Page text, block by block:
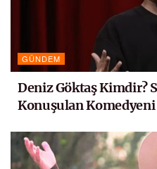
GÜNDEM
Deniz Göktaş Kimdir?
Konuşulan Komedyeni